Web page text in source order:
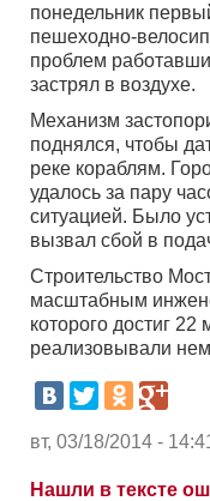
понедельник
пешеходно-
проблем
застрял в воздухе.
Механизм
поднялся, чтобы
реке кораблям.
удалось за пару
ситуацией. Было
вызвал сбой в
Строительство
масштабным
которого достиг
реализовывали
вт, 03/18/2014 -
Нашли в тексте